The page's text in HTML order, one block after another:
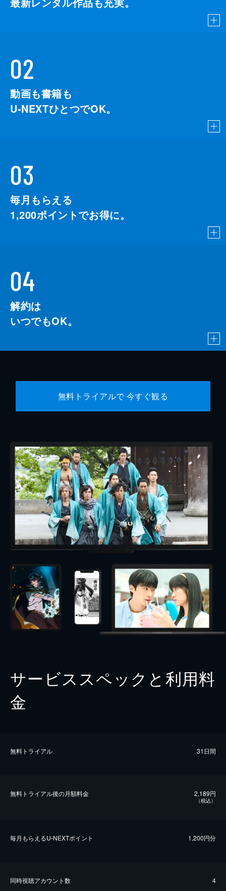
02
動画も書籍も
U-NEXTひとつでOK。
03
毎月もらえる
1,200ポイントでお得に。
04
解約は
いつでもOK。
無料トライアルで 今すぐ観る
サービススペックと利用料
金
無料トライアル 31日間
無料トライアル後の⽉額料金 2,189円
（税込）
毎⽉もらえるU-NEXTポイント 1,200円分
同時視聴アカウント数 4